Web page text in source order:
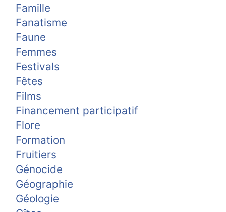
Famille
Fanatisme
Faune
Femmes
Festivals
Fêtes
Films
Financement participatif
Flore
Formation
Fruitiers
Génocide
Géographie
Géologie